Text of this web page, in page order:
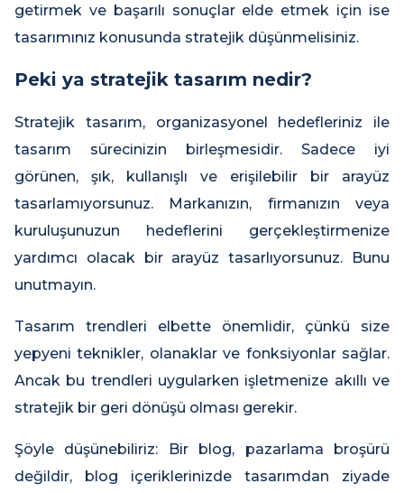
getirmek ve başarılı sonuçlar elde etmek için ise
tasarımınız konusunda stratejik düşünmelisiniz.
Peki ya stratejik tasarım nedir?
Stratejik tasarım, organizasyonel hedefleriniz ile
tasarım sürecinizin birleşmesidir. Sadece iyi
görünen, şık, kullanışlı ve erişilebilir bir arayüz
tasarlamıyorsunuz. Markanızın, firmanızın veya
kuruluşunuzun hedeflerini gerçekleştirmenize
yardımcı olacak bir arayüz tasarlıyorsunuz. Bunu
unutmayın.
Tasarım trendleri elbette önemlidir, çünkü size
yepyeni teknikler, olanaklar ve fonksiyonlar sağlar.
Ancak bu trendleri uygularken işletmenize akıllı ve
stratejik bir geri dönüşü olması gerekir.
Şöyle düşünebiliriz: Bir blog, pazarlama broşürü
değildir, blog içeriklerinizde tasarımdan ziyade